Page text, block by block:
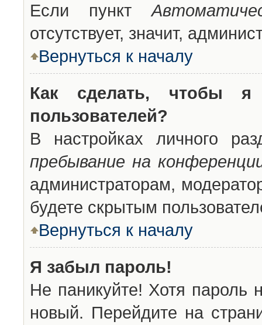
Если пункт
отсутствует, значит,
Вернуться к началу
Как сделать, чтобы
пользователей?
В настройках личного
пребывание на
администраторам,
будете скрытым
Вернуться к началу
Я забыл пароль!
Не паникуйте! Хотя пароль
новый. Перейдите на